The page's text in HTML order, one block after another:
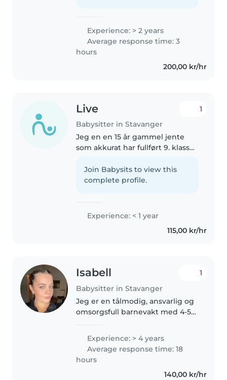
Experience: > 2 years
Average response time: 3
hours
200,00 kr/hr
Live
Babysitter in Stavanger
1
Jeg en en 15 år gammel jente
som akkurat har fullført 9. klasse.
min lillesøster (7år yngre) hvor vi
stadig finner på ting som å
Join Babysits to view this
complete profile.
Experience: < 1 year
115,00 kr/hr
Isabell
Babysitter in Stavanger
1
Jeg er en tålmodig, ansvarlig og
omsorgsfull barnevakt med 4-5
barn i alderen 2-10 år. Jeg har
førstehjelpssertifisert og holder
på å utdanne meg som..
Experience: > 4 years
Average response time: 18
hours
140,00 kr/hr